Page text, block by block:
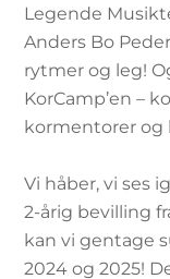
Legende
Anders Bo
rytmer og leg!
KorCamp’en –
kormentorer og
Vi håber, vi ses
2-årig bevilling
kan vi gentage
2024 og 2025!